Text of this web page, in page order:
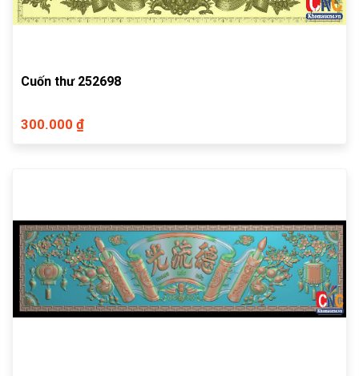
Cuốn thư 252698
300.000 ₫